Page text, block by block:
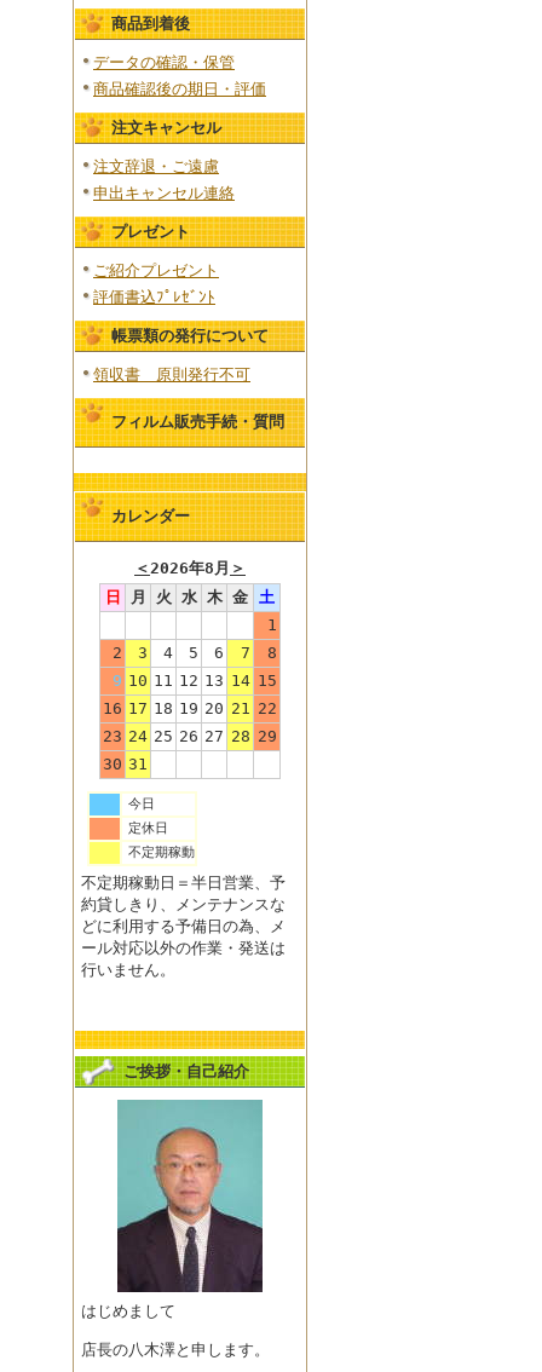
商品到着後
データの確認・保管
商品確認後の期日・評価
注文キャンセル
注文辞退・ご遠慮
申出キャンセル連絡
プレゼント
ご紹介プレゼント
評価書込ﾌﾟﾚｾﾞﾝﾄ
帳票類の発行について
領収書 原則発行不可
フィルム販売手続・質問
カレンダー
＜ 2026年8月 ＞
日
月 火 水 木 金
土
1
2
3 4 5 6 7
8
9 10 11 12 13 14 15
16 17 18 19 20 21
22
23 24 25 26 27 28 29
30 31
今日
定休日
不定期稼動
不定期稼動日＝半日営業、予
約貸しきり、メンテナンスな
どに利用する予備日の為、メ
ール対応以外の作業・発送は
行いません。
ご挨拶・自己紹介
はじめまして
店長の八木澤と申します。